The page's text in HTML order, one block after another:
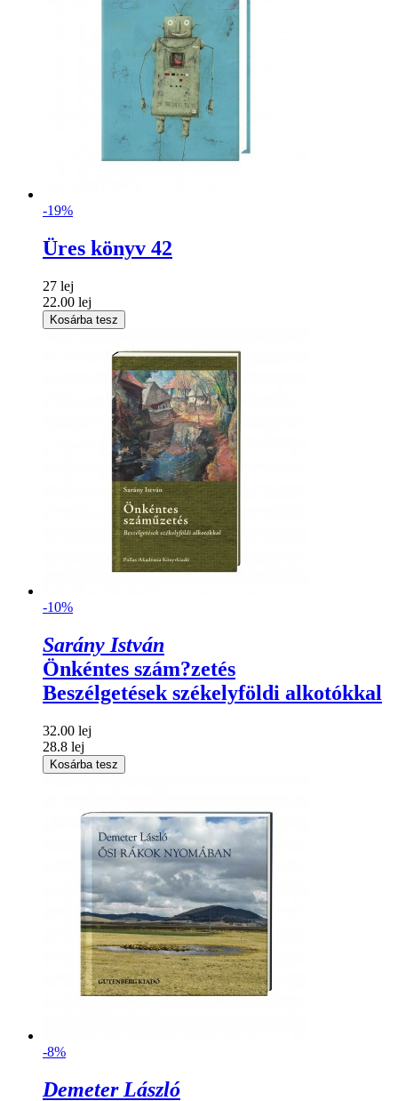
-19%
Üres könyv 42
27 lej
22.00 lej
Kosárba tesz
-10%
Sarány István
Önkéntes szám?zetés
Beszélgetések székelyföldi alkotókkal
32.00 lej
28.8 lej
Kosárba tesz
-8%
Demeter László